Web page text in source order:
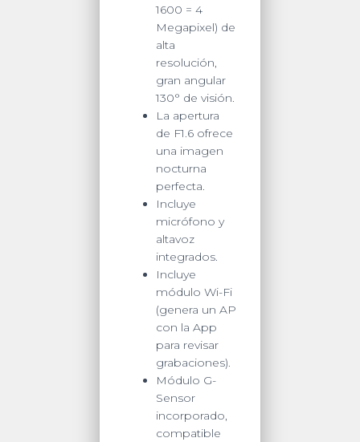
1600 = 4
Megapixel) de
alta
resolución,
gran angular
130° de visión.
La apertura
de F1.6 ofrece
una imagen
nocturna
perfecta.
Incluye
micrófono y
altavoz
integrados.
Incluye
módulo Wi-Fi
(genera un AP
con la App
para revisar
grabaciones).
Módulo G-
Sensor
incorporado,
compatible